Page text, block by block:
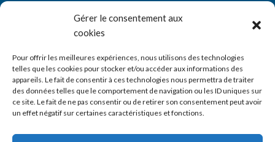
Gérer le consentement aux
cookies
Pour offrir les meilleures expériences, nous utilisons des technologies
telles que les cookies pour stocker et/ou accéder aux informations des
appareils. Le fait de consentir à ces technologies nous permettra de traiter
des données telles que le comportement de navigation ou les ID uniques sur
ce site. Le fait de ne pas consentir ou de retirer son consentement peut avoir
un effet négatif sur certaines caractéristiques et fonctions.
Mentions légales
Politique de cookies (UE)
YouTube
LinkedIn